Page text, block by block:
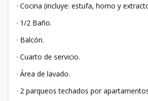
· Cocina (incluye: estufa, horno y
· 1/2 Baño.
· Balcón.
· Cuarto de servicio.
· Área de lavado.
· 2 parqueos techados por